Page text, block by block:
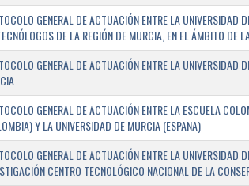
GENERAL DE ACTUACIÓN ENTRE LA UNIVERSIDAD
DE LA REGIÓN DE MURCIA, EN EL ÁMBITO DE
GENERAL DE ACTUACIÓN ENTRE LA UNIVERSIDAD
GENERAL DE ACTUACIÓN ENTRE LA ESCUELA
Y LA UNIVERSIDAD DE MURCIA (ESPAÑA)
GENERAL DE ACTUACIÓN ENTRE LA UNIVERSIDAD
CENTRO TECNOLÓGICO NACIONAL DE LA